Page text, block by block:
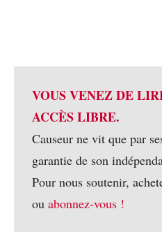
VOUS VENEZ DE
ACCÈS LIBRE.
Causeur ne vit que par
garantie de son
Pour nous soutenir,
ou abonnez-vous !